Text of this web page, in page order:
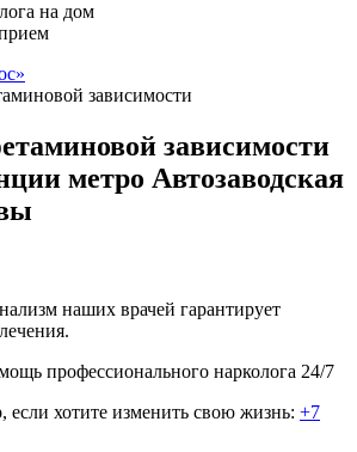
на дом
зависимости
зависимости
метро Автозаводская
наших врачей гарантирует
профессионального нарколога 24/7
хотите изменить свою жизнь: +7